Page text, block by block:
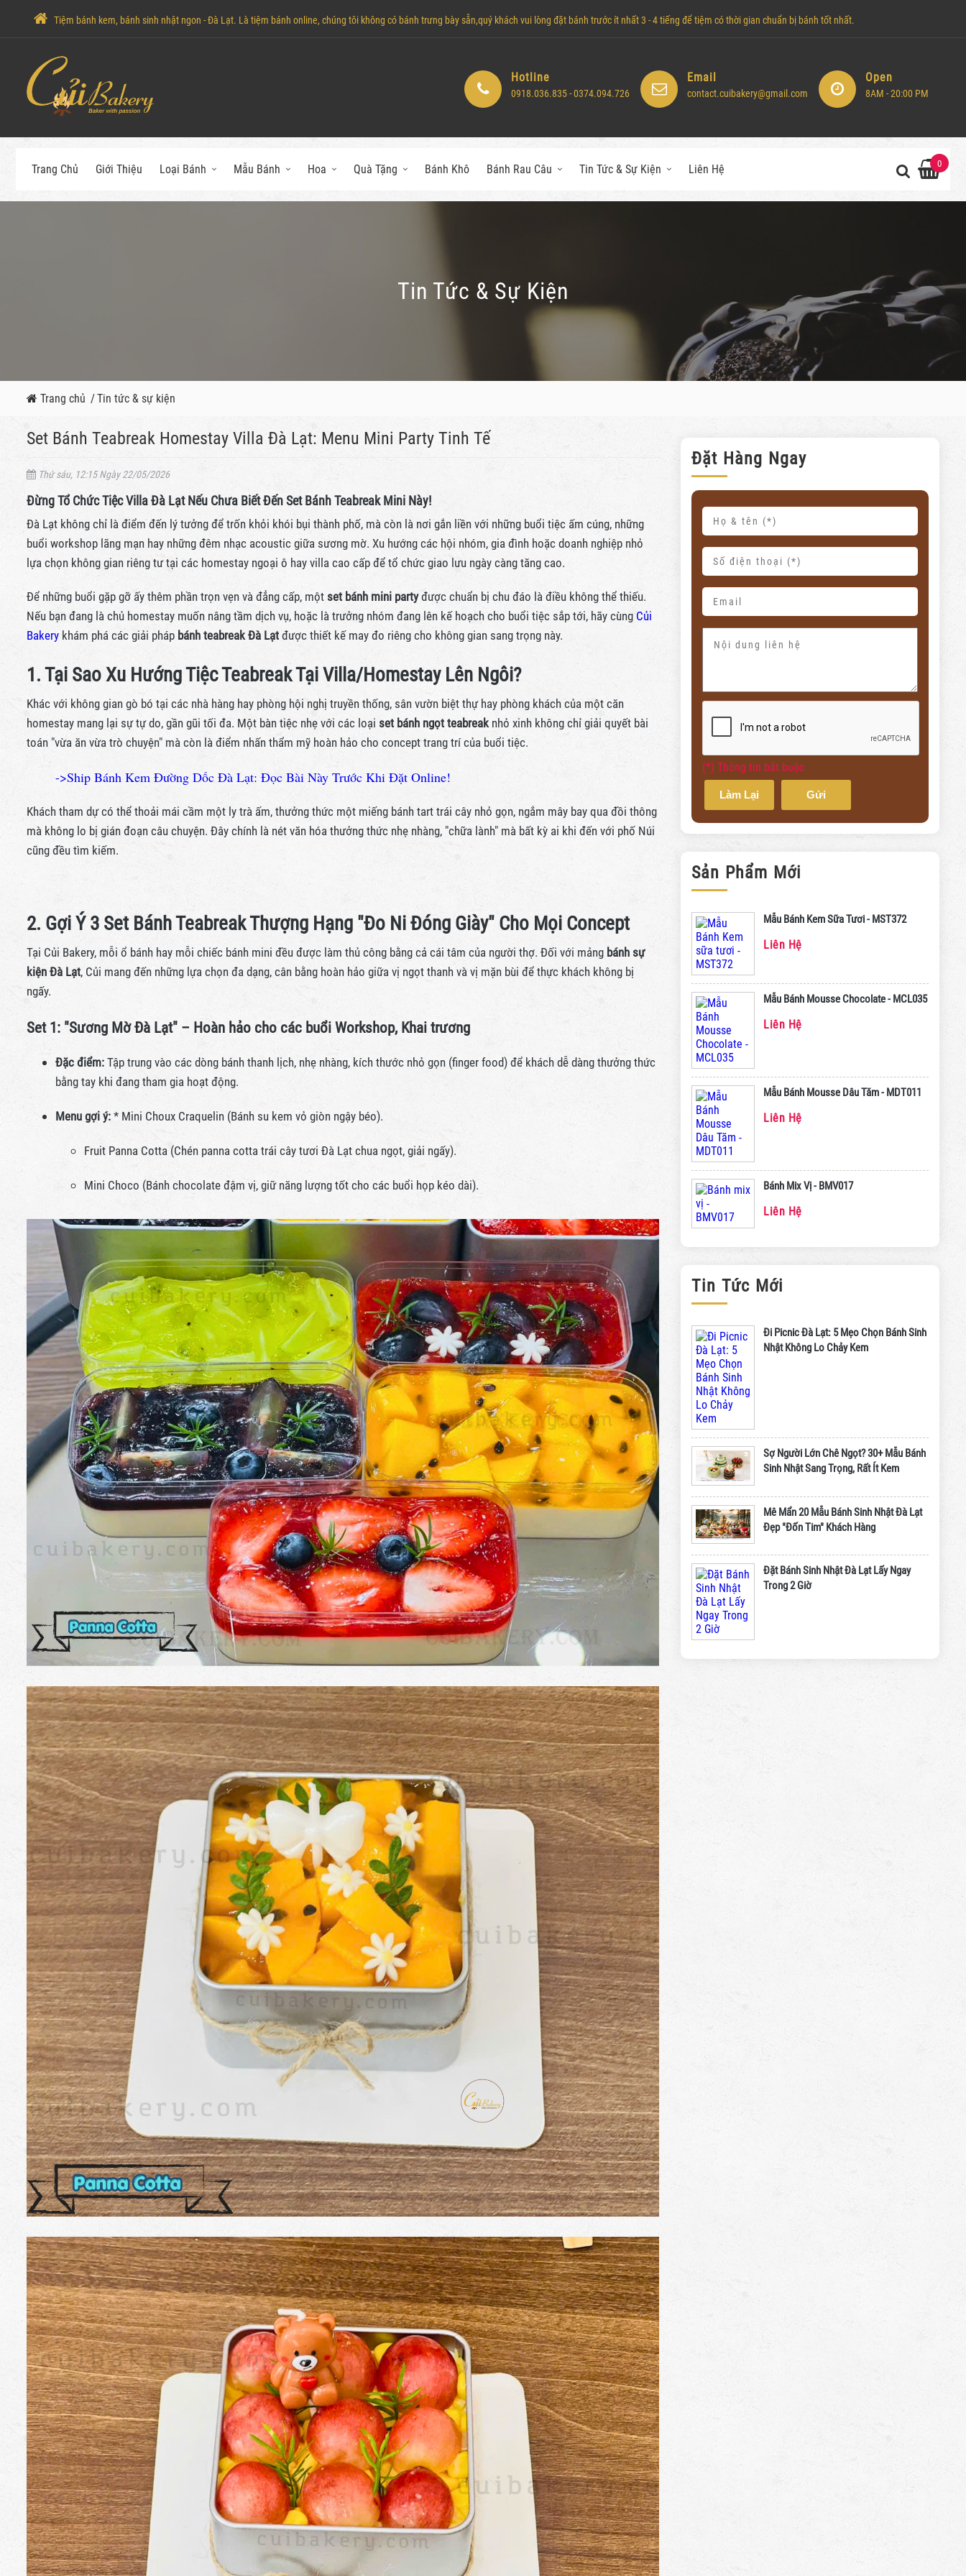
Tiệm bánh kem, bánh sinh nhật ngon - Đà Lạt. Là tiệm bánh online, chúng tôi không có bánh trưng bày sẵn,quý khách vui lòng đặt bánh trước ít nhất 3 - 4 tiếng để tiệm có thời gian chuẩn bị bánh tốt nhất.
Hotline
0918.036.835 - 0374.094.726
Email
contact.cuibakery@gmail.com
Open
8AM - 20:00 PM
Trang Chủ Giới Thiệu Loại Bánh Mẫu Bánh Hoa Quà Tặng Bánh Khô Bánh Rau Câu Tin Tức & Sự Kiện Liên Hệ 0
Tin Tức & Sự Kiện
Trang chủ /Tin tức & sự kiện
Set Bánh Teabreak Homestay Villa Đà Lạt: Menu Mini Party Tinh Tế
Thứ sáu, 12:15 Ngày 22/05/2026
Đừng Tổ Chức Tiệc Villa Đà Lạt Nếu Chưa Biết Đến Set Bánh Teabreak Mini Này!
Đà Lạt không chỉ là điểm đến lý tưởng để trốn khỏi khói bụi thành phố, mà còn là nơi gắn liền với những buổi tiệc ấm cúng, những
buổi workshop lãng mạn hay những đêm nhạc acoustic giữa sương mờ. Xu hướng các hội nhóm, gia đình hoặc doanh nghiệp nhỏ
lựa chọn không gian riêng tư tại các homestay ngoại ô hay villa cao cấp để tổ chức giao lưu ngày càng tăng cao.
Để những buổi gặp gỡ ấy thêm phần trọn vẹn và đẳng cấp, một set bánh mini partyđược chuẩn bị chu đáo là điều không thể thiếu.
Nếu bạn đang là chủ homestay muốn nâng tầm dịch vụ, hoặc là trưởng nhóm đang lên kế hoạch cho buổi tiệc sắp tới, hãy cùng Củi
Bakery khám phá các giải pháp bánh teabreak Đà Lạt được thiết kế may đo riêng cho không gian sang trọng này.
1. Tại Sao Xu Hướng Tiệc Teabreak Tại Villa/Homestay Lên Ngôi?
Khác với không gian gò bó tại các nhà hàng hay phòng hội nghị truyền thống, sân vườn biệt thự hay phòng khách của một căn
homestay mang lại sự tự do, gần gũi tối đa. Một bàn tiệc nhẹ với các loại set bánh ngọt teabreaknhỏ xinh không chỉ giải quyết bài
toán "vừa ăn vừa trò chuyện" mà còn là điểm nhấn thẩm mỹ hoàn hảo cho concept trang trí của buổi tiệc.
->Ship Bánh Kem Đường Dốc Đà Lạt: Đọc Bài Này Trước Khi Đặt Online!
Khách tham dự có thể thoải mái cầm một ly trà ấm, thưởng thức một miếng bánh tart trái cây nhỏ gọn, ngắm mây bay qua đồi thông
mà không lo bị gián đoạn câu chuyện. Đây chính là nét văn hóa thưởng thức nhẹ nhàng, "chữa lành" mà bất kỳ ai khi đến với phố Núi
cũng đều tìm kiếm.
2. Gợi Ý 3 Set Bánh Teabreak Thượng Hạng "Đo Ni Đóng Giày" Cho Mọi Concept
Tại Củi Bakery, mỗi ổ bánh hay mỗi chiếc bánh mini đều được làm thủ công bằng cả cái tâm của người thợ. Đối với mảng bánh sự
kiện Đà Lạt, Củi mang đến những lựa chọn đa dạng, cân bằng hoàn hảo giữa vị ngọt thanh và vị mặn bùi để thực khách không bị
ngấy.
Set 1: "Sương Mờ Đà Lạt" – Hoàn hảo cho các buổi Workshop, Khai trương
Đặc điểm: Tập trung vào các dòng bánh thanh lịch, nhẹ nhàng, kích thước nhỏ gọn (finger food) để khách dễ dàng thưởng thức
bằng tay khi đang tham gia hoạt động.
Menu gợi ý: * Mini Choux Craquelin (Bánh su kem vỏ giòn ngậy béo).
Fruit Panna Cotta (Chén panna cotta trái cây tươi Đà Lạt chua ngọt, giải ngấy).
Mini Choco (Bánh chocolate đậm vị, giữ năng lượng tốt cho các buổi họp kéo dài).
Đặt Hàng Ngay
(*) Thông tin bắt buộc
Làm Lại Gửi
Sản Phẩm Mới
Mẫu Bánh Kem Sữa Tươi - MST372
Liên Hệ
Mẫu Bánh Mousse Chocolate - MCL035
Liên Hệ
Mẫu Bánh Mousse Dâu Tăm - MDT011
Liên Hệ
Bánh Mix Vị - BMV017
Liên Hệ
Tin Tức Mới
Đi Picnic Đà Lạt: 5 Mẹo Chọn Bánh Sinh
Nhật Không Lo Chảy Kem
Sợ Người Lớn Chê Ngọt? 30+ Mẫu Bánh
Sinh Nhật Sang Trọng, Rất Ít Kem
Mê Mẩn 20 Mẫu Bánh Sinh Nhật Đà Lạt
Đẹp "Đốn Tim" Khách Hàng
Đặt Bánh Sinh Nhật Đà Lạt Lấy Ngay
Trong 2 Giờ